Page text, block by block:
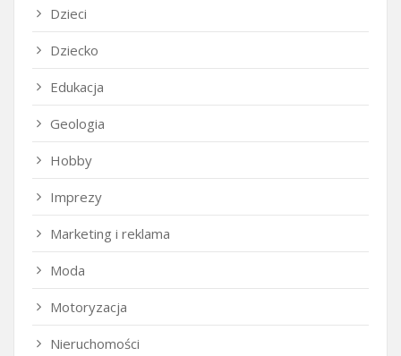
Dzieci
Dziecko
Edukacja
Geologia
Hobby
Imprezy
Marketing i reklama
Moda
Motoryzacja
Nieruchomości